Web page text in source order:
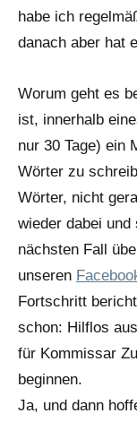
habe ich
danach aber hat
Worum geht es
ist, innerhalb
nur 30 Tage) ein
Wörter zu
Wörter, nicht
wieder dabei
nächsten Fall
unseren
Fortschritt
schon: Hilflos
für Kommissar
beginnen.
Ja, und dann